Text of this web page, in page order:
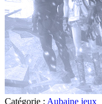
Catégorie : Aubaine jeux